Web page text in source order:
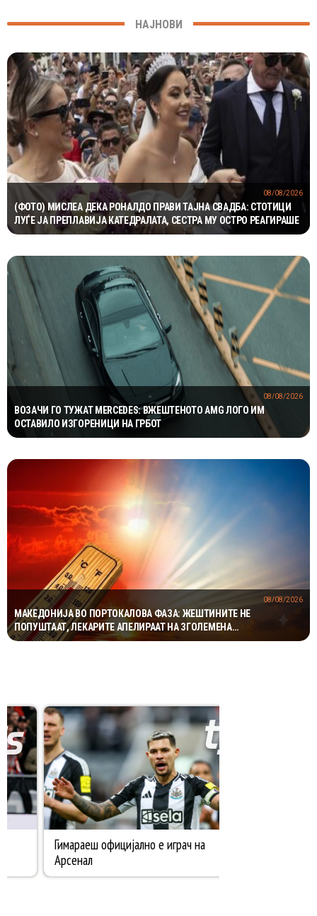
НАЈНОВИ
(ФОТО) МИСЛЕА ДЕКА РОНАЛДО ПРАВИ ТАЈНА СВАДБА: СТОТИЦИ
ЛУЃЕ ЈА ПРЕПЛАВИЈА КАТЕДРАЛАТА, СЕСТРА МУ ОСТРО РЕАГИРАШЕ
08/08/2026
ВОЗАЧИ ГО ТУЖАТ MERCEDES: ВЖЕШТЕНОТО AMG ЛОГО ИМ
ОСТАВИЛО ИЗГОРЕНИЦИ НА ГРБОТ
08/08/2026
МАКЕДОНИЈА ВО ПОРТОКАЛОВА ФАЗА: ЖЕШТИНИТЕ НЕ
ПОПУШТААТ, ЛЕКАРИТЕ АПЕЛИРААТ НА ЗГОЛЕМЕНА
ПРЕТПАЗЛИВОСТ
08/08/2026